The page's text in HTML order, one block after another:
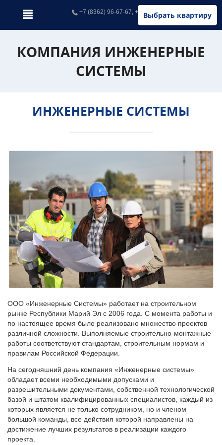
Выбрать квартиру
+7 (8362) 96-67-67, +7 (902) 326-67-67
КОМПАНИЯ ИНЖЕНЕРНЫЕ
СИСТЕМЫ
ИНЖЕНЕРНЫЕ СИСТЕМЫ
ООО «Инженерные Системы» работает на строительном
рынке Республики Марий Эл с 2006 года. С момента работы и
по настоящее время было реализовано множество проектов
различной сложности. Выполняемые строительно-монтажные
работы соответствуют стандартам, строительным нормам и
правилам Российской Федерации.
На сегодняшний день компания «Инженерные системы»
обладает всеми необходимыми допусками и
разрешительными документами, собственной технологической
базой и штатом квалифицированных специалистов, каждый из
которых является не только сотрудником, но и членом
большой команды, все действия которой направлены на
достижение лучших результатов в реализации каждого
проекта.